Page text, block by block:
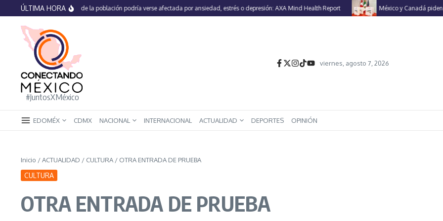
Saltar al contenido
ÚLTIMA HORA
En México 66% de la población podría verse afectada por ansiedad, estrés o depresión: AXA Mind Health Report México y Canadá piden a EU
#JuntosXMéxico
viernes, agosto 7, 2026
EDOMÉX CDMX NACIONAL INTERNACIONAL ACTUALIDAD DEPORTES OPINIÓN
Inicio /ACTUALIDAD / CULTURA / OTRA ENTRADA DE PRUEBA
CULTURA
OTRA ENTRADA DE PRUEBA